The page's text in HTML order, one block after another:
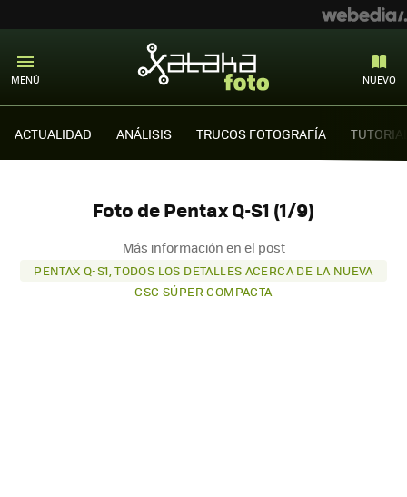
MENÚ NUEVO
ACTUALIDAD ANÁLISIS TRUCOS FOTOGRAFÍA
Foto de Pentax Q-S1 (1/9)
Más información en el post
PENTAX Q-S1, TODOS LOS DETALLES ACERCA DE LA NUEVA
CSC SÚPER COMPACTA